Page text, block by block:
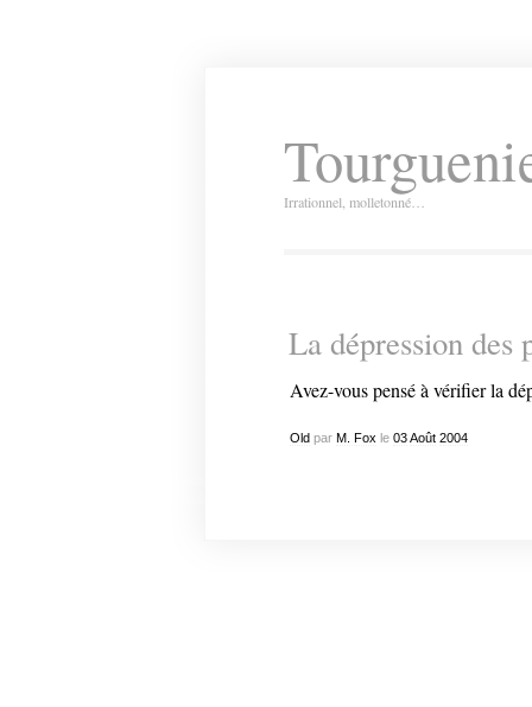
Irrationnel, molletonné…
La dépression des
Avez-vous pensé à vérifier la
Oldpar M. Fox le 03 Août 2004